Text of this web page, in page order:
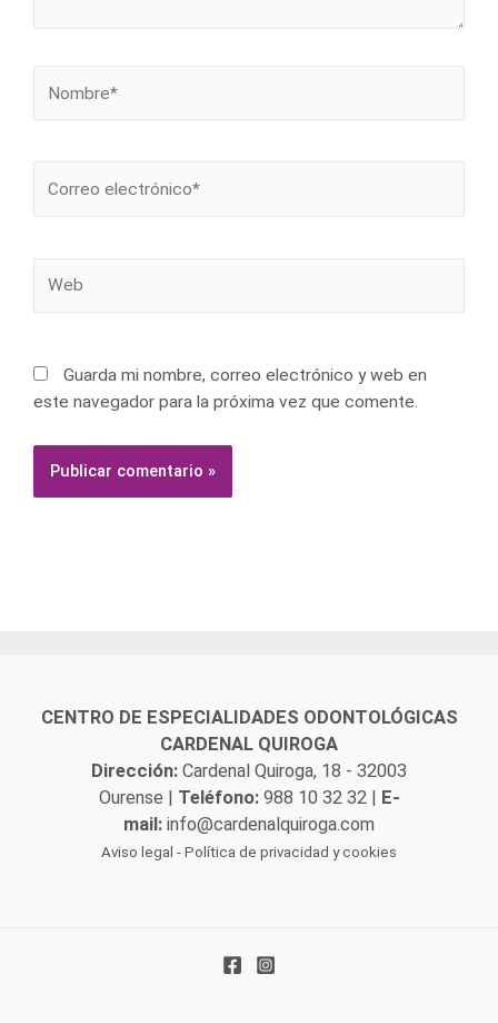
electrónico*
Guarda mi nombre, correo electrónico y web en
este navegador para la próxima vez que comente.
CENTRO DE ESPECIALIDADES ODONTOLÓGICAS
CARDENAL QUIROGA
Dirección: Cardenal Quiroga, 18 - 32003
Ourense | Teléfono: 988 10 32 32| E-
mail: info@cardenalquiroga.com
Aviso legal - Política de privacidad y cookies